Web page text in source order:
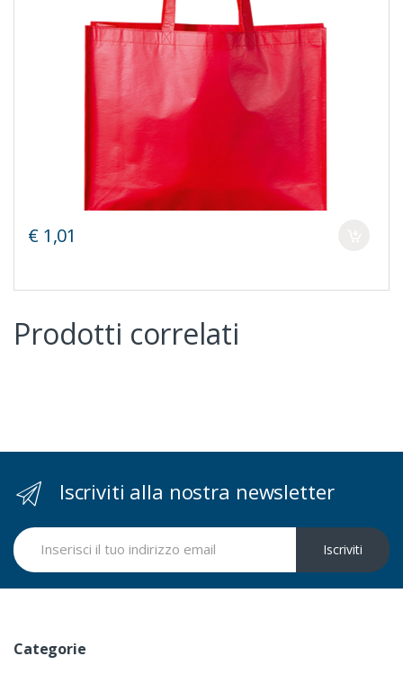
€ 1,01
Prodotti correlati
Iscriviti alla nostra newsletter
Iscriviti
Categorie